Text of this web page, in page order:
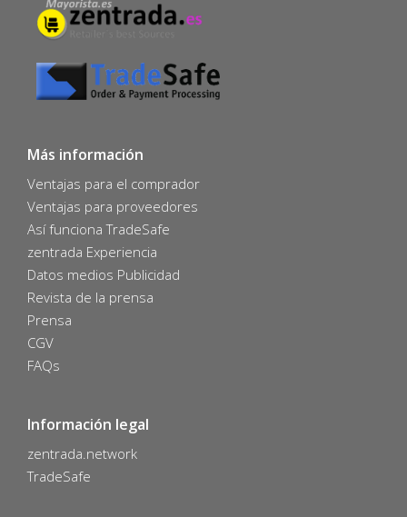
Más información
Ventajas para el comprador
Ventajas para proveedores
Así funciona TradeSafe
zentrada Experiencia
Datos medios Publicidad
Revista de la prensa
Prensa
CGV
FAQs
Información legal
zentrada.network
TradeSafe